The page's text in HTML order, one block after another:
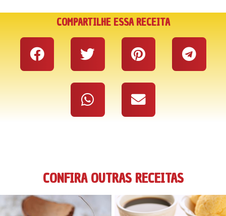
COMPARTILHE ESSA RECEITA
CONFIRA OUTRAS RECEITAS